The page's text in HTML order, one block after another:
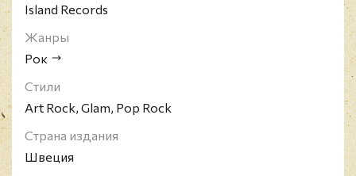
Island Records
Жанры
Рок
Стили
Art Rock, Glam, Pop Rock
Страна издания
Швеция